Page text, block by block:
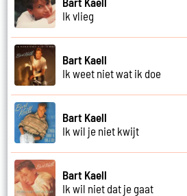
Ik vlieg
Bart Kaell
Ik weet niet wat ik doe
Bart Kaell
Ik wil je niet kwijt
Bart Kaell
Ik wil niet dat je gaat